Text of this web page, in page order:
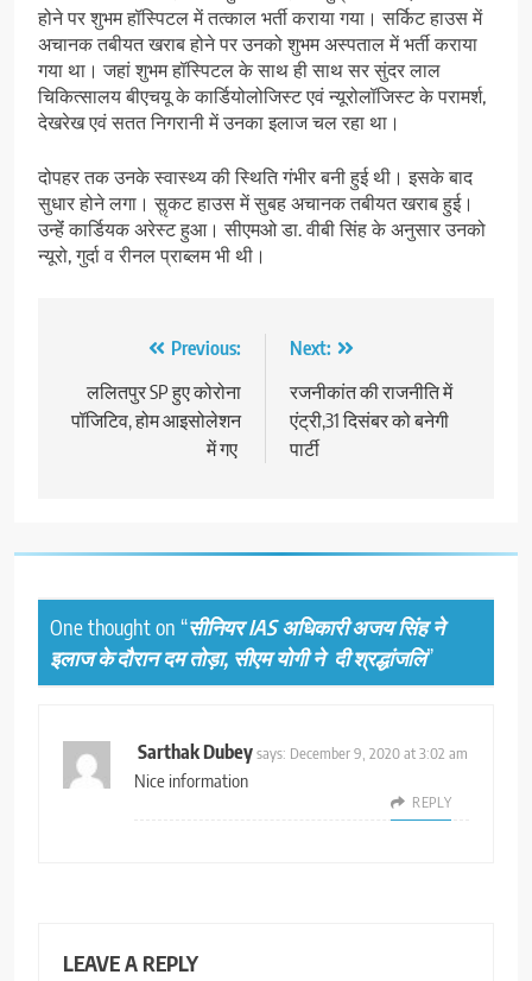
होने पर शुभम हॉस्पिटल में तत्काल भर्ती कराया गया। सर्किट हाउस में
अचानक तबीयत खराब होने पर उनको शुभम अस्पताल में भर्ती कराया
गया था। जहां शुभम हॉस्पिटल के साथ ही साथ सर सुंदर लाल
चिकित्सालय बीएचयू के कार्डियोलोजिस्ट एवं न्यूरोलॉजिस्ट के परामर्श,
देखरेख एवं सतत निगरानी में उनका इलाज चल रहा था।
दोपहर तक उनके स्वास्थ्य की स्थिति गंभीर बनी हुई थी। इसके बाद
सुधार होने लगा। सॢकट हाउस में सुबह अचानक तबीयत खराब हुई।
उन्हेंं कार्डियक अरेस्ट हुआ। सीएमओ डा. वीबी सिंह के अनुसार उनको
न्यूरो, गुर्दा व रीनल प्राब्लम भी थी।
navigation
Previous:
ललितपुर SP हुए कोरोना
पॉजिटिव, होम आइसोलेशन
में गए
Next:
रजनीकांत की राजनीति में
एंट्री,31 दिसंबर को बनेगी
पार्टी
One thought on “सीनियर IAS अधिकारी अजय सिंह ने
इलाज के दौरान दम तोड़ा, सीएम योगी ने दी श्रद्धांजलि”
Sarthak Dubeysays: December 9, 2020 at 3:02 am
Nice information
REPLY
LEAVE A REPLY